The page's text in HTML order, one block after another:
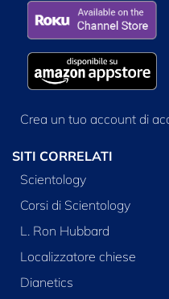
Crea un tuo account di
SITI CORRELATI
Scientology
Corsi di Scientology
L. Ron Hubbard
Localizzatore chiese
Dianetics